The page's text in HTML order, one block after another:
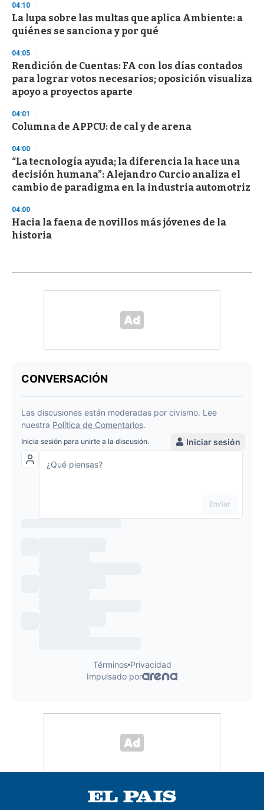
04:10
La lupa sobre las multas que aplica Ambiente: a
quiénes se sanciona y por qué
04:05
Rendición de Cuentas: FA con los días contados
para lograr votos necesarios; oposición visualiza
apoyo a proyectos aparte
04:01
Columna de APPCU: de cal y de arena
04:00
“La tecnología ayuda; la diferencia la hace una
decisión humana”: Alejandro Curcio analiza el
cambio de paradigma en la industria automotriz
04:00
Hacia la faena de novillos más jóvenes de la
historia